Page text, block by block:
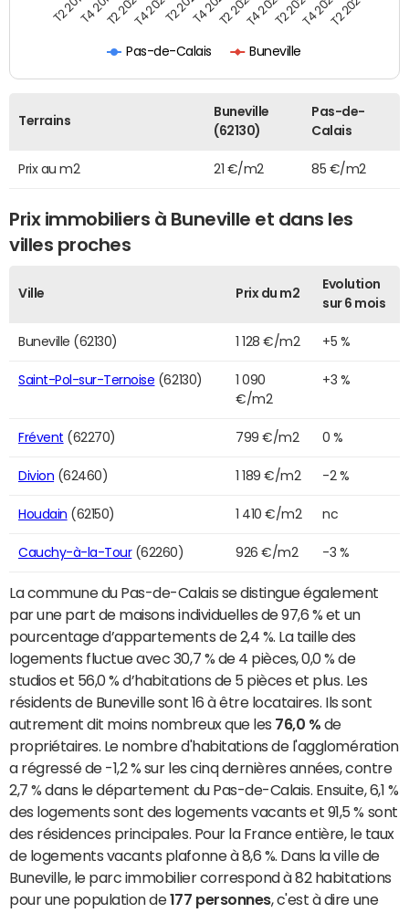
Pas-de-Calais Buneville
T2 2020T4 2020 T4 2022T2 2023T4 2023T2 2024
Terrains
Buneville
(62130)
Pas-de-
Calais
Prix au m2 21 €/m2 85 €/m2
Prix immobiliers à Buneville et dans les
villes proches
Ville Prix du m2
Evolution
sur 6 mois
Buneville (62130) 1 128 €/m2 +5 %
Saint-Pol-sur-Ternoise (62130)
1 090
€/m2
+3 %
Frévent (62270) 799 €/m2 0 %
Divion (62460) 1 189 €/m2 -2 %
Houdain (62150) 1 410 €/m2 nc
Cauchy-à-la-Tour(62260) 926 €/m2 -3 %
La commune du Pas-de-Calais se distingue également
par une part de maisons individuelles de 97,6 % et un
pourcentage d’appartements de 2,4 %. La taille des
logements fluctue avec 30,7 % de 4 pièces, 0,0 % de
studios et 56,0 % d’habitations de 5 pièces et plus. Les
résidents de Buneville sont 16 à être locataires. Ils sont
autrement dit moins nombreux que les 76,0 % de
propriétaires. Le nombre d'habitations de l'agglomération
a régressé de -1,2 % sur les cinq dernières années, contre
2,7 % dans le département du Pas-de-Calais. Ensuite, 6,1 %
des logements sont des logements vacants et 91,5 % sont
des résidences principales. Pour la France entière, le taux
de logements vacants plafonne à 8,6 %. Dans la ville de
Buneville, le parc immobilier correspond à 82 habitations
pour une population de177 personnes, c'est à dire une